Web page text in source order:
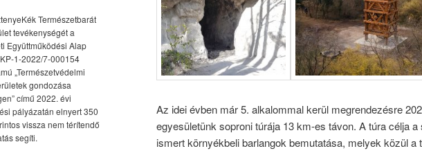
Az idei évben már 5. alkalommal kerül megrendezésre
egyesületünk soproni túrája 13 km-es távon. A túra célja
ismert környékbeli barlangok bemutatása, melyek közül a
Természetbarát
tevékenységét a
Együttműködési Alap
1-2022/7-000154
„Természetvédelmi
gondozása
című 2022. évi
pályázatán elnyert 350
vissza nem térítendő
segíti.